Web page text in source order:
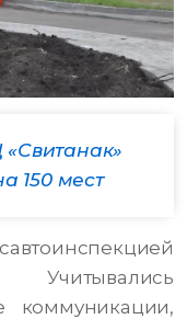
150 мест
коммуникации,